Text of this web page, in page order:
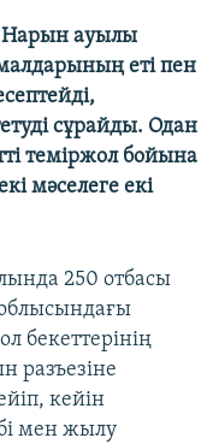
Нарын ауылы
еті пен
сұрайды. Одан
теміржол бойына
мәселеге екі
250 отбасы
бекеттерінің
разъезіне
кейін
мен жылу